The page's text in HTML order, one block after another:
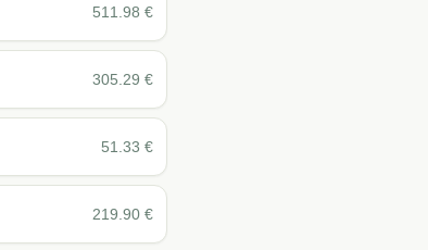
511.98 €
305.29 €
51.33 €
219.90 €